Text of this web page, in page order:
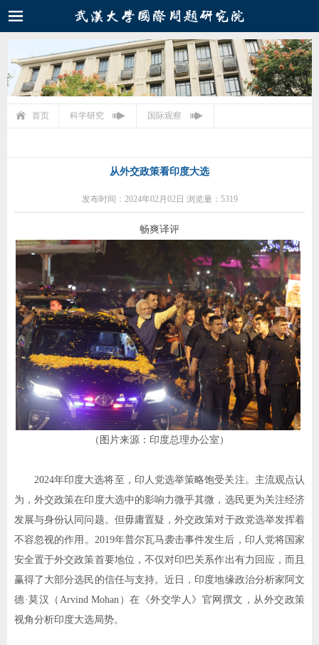
首页 科学研究 国际观察
从外交政策看印度大选
发布时间：2024年02月02日 浏览量：5319
畅爽译评
（图片来源：印度总理办公室）
2024年印度大选将至，印人党选举策略饱受关注。主流观点认
为，外交政策在印度大选中的影响力微乎其微，选民更为关注经济
发展与身份认同问题。但毋庸置疑，外交政策对于政党选举发挥着
不容忽视的作用。 2019年普尔瓦马袭击事件发生后，印人党将国家
安全置于外交政策首要地位，不仅对印巴关系作出有力回应，而且
赢得了大部分选民的信任与支持。近日，印度地缘政治分析家阿文
德·莫汉（ Arvind Mohan ）在《外交学人》官网撰文，从外交政策
视角分析印度大选局势。